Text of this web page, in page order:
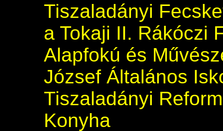
Tiszaladányi
a Tokaji II. Rákóczi
Alapfokú és
József Általános
Tiszaladányi
Konyha